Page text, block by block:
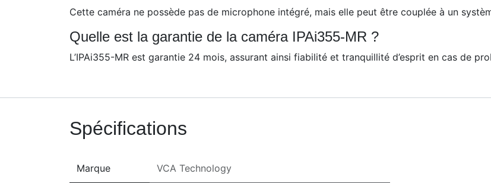
Cette caméra ne possède pas de microphone intégré, mais elle peut être couplée à un
Quelle est la garantie de la caméra IPAi355-MR ?
L’IPAi355-MR est garantie 24 mois, assurant ainsi fiabilité et tranquillité d’esprit en cas de
Spécifications
Marque VCA Technology